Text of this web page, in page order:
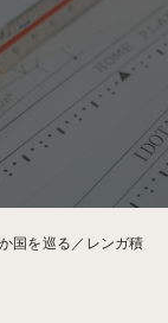
イベント情報
国を巡る／レンガ積